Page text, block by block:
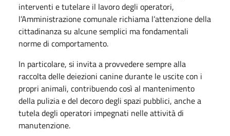
interventi e tutelare il lavoro degli operatori,
l’Amministrazione comunale richiama l’attenzione della
cittadinanza su alcune semplici ma fondamentali
norme di comportamento.
In particolare, si invita a provvedere sempre alla
raccolta delle deiezioni canine durante le uscite con i
propri animali, contribuendo così al mantenimento
della pulizia e del decoro degli spazi pubblici, anche a
tutela degli operatori impegnati nelle attività di
manutenzione.